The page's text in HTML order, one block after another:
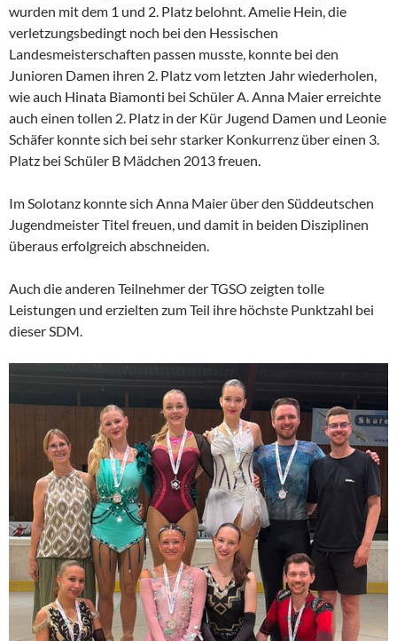
wurden mit dem 1 und 2. Platz belohnt. Amelie Hein, die
verletzungsbedingt noch bei den Hessischen
Landesmeisterschaften passen musste, konnte bei den
Junioren Damen ihren 2. Platz vom letzten Jahr wiederholen,
wie auch Hinata Biamonti bei Schüler A. Anna Maier erreichte
auch einen tollen 2. Platz in der Kür Jugend Damen und Leonie
Schäfer konnte sich bei sehr starker Konkurrenz über einen 3.
Platz bei Schüler B Mädchen 2013 freuen.
Im Solotanz konnte sich Anna Maier über den Süddeutschen
Jugendmeister Titel freuen, und damit in beiden Disziplinen
überaus erfolgreich abschneiden.
Auch die anderen Teilnehmer der TGSO zeigten tolle
Leistungen und erzielten zum Teil ihre höchste Punktzahl bei
dieser SDM.